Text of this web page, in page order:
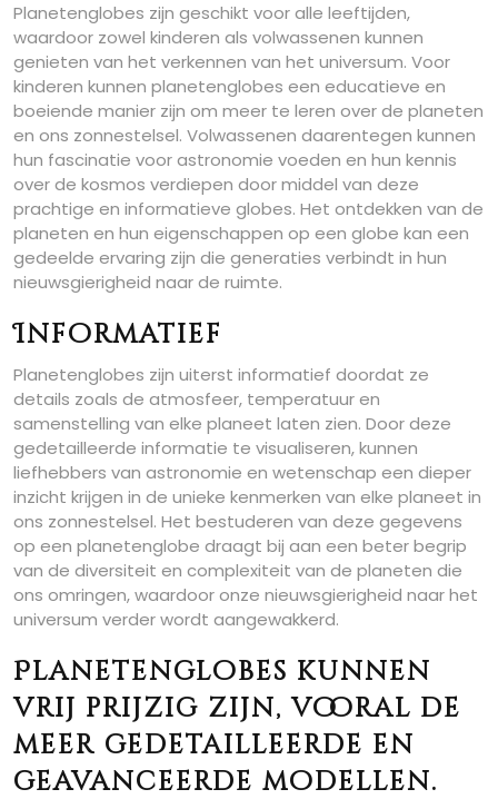
Planetenglobes zijn geschikt voor alle leeftijden,
waardoor zowel kinderen als volwassenen kunnen
genieten van het verkennen van het universum. Voor
kinderen kunnen planetenglobes een educatieve en
boeiende manier zijn om meer te leren over de planeten
en ons zonnestelsel. Volwassenen daarentegen kunnen
hun fascinatie voor astronomie voeden en hun kennis
over de kosmos verdiepen door middel van deze
prachtige en informatieve globes. Het ontdekken van de
planeten en hun eigenschappen op een globe kan een
gedeelde ervaring zijn die generaties verbindt in hun
nieuwsgierigheid naar de ruimte.
Informatief
Planetenglobes zijn uiterst informatief doordat ze
details zoals de atmosfeer, temperatuur en
samenstelling van elke planeet laten zien. Door deze
gedetailleerde informatie te visualiseren, kunnen
liefhebbers van astronomie en wetenschap een dieper
inzicht krijgen in de unieke kenmerken van elke planeet in
ons zonnestelsel. Het bestuderen van deze gegevens
op een planetenglobe draagt bij aan een beter begrip
van de diversiteit en complexiteit van de planeten die
ons omringen, waardoor onze nieuwsgierigheid naar het
universum verder wordt aangewakkerd.
Planetenglobes kunnen
vrij prijzig zijn, vooral de
meer gedetailleerde en
geavanceerde modellen.